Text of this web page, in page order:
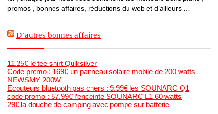
promos , bonnes affaires, réductions du web et d’ailleurs …
D’autres bonnes affaires
11.25€ le tee shirt Quiksilver
Code promo : 169€ un panneau solaire mobile de 200 watts –
NEWSMY 200W
Ecouteurs bluetooth pas chers : 9.99€ les SOUNARC Q1
code promo : 57.99€ l’enceinte SOUNARC L1 60 watts
29€ la douche de camping avec pompe sur batterie